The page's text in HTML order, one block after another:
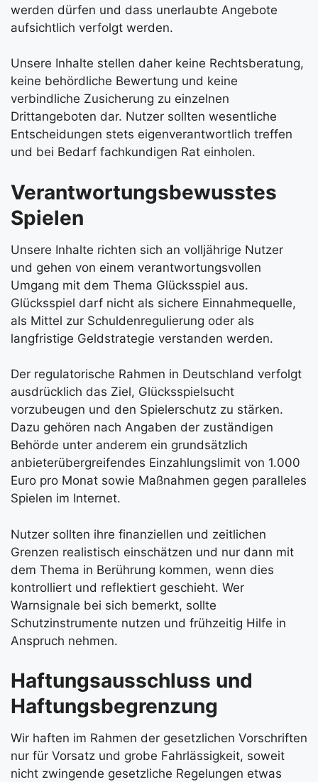
werden dürfen und dass unerlaubte Angebote
aufsichtlich verfolgt werden.
Unsere Inhalte stellen daher keine Rechtsberatung,
keine behördliche Bewertung und keine
verbindliche Zusicherung zu einzelnen
Drittangeboten dar. Nutzer sollten wesentliche
Entscheidungen stets eigenverantwortlich treffen
und bei Bedarf fachkundigen Rat einholen.
Verantwortungsbewusstes
Spielen
Unsere Inhalte richten sich an volljährige Nutzer
und gehen von einem verantwortungsvollen
Umgang mit dem Thema Glücksspiel aus.
Glücksspiel darf nicht als sichere Einnahmequelle,
als Mittel zur Schuldenregulierung oder als
langfristige Geldstrategie verstanden werden.
Der regulatorische Rahmen in Deutschland verfolgt
ausdrücklich das Ziel, Glücksspielsucht
vorzubeugen und den Spielerschutz zu stärken.
Dazu gehören nach Angaben der zuständigen
Behörde unter anderem ein grundsätzlich
anbieterübergreifendes Einzahlungslimit von 1.000
Euro pro Monat sowie Maßnahmen gegen paralleles
Spielen im Internet.
Nutzer sollten ihre finanziellen und zeitlichen
Grenzen realistisch einschätzen und nur dann mit
dem Thema in Berührung kommen, wenn dies
kontrolliert und reflektiert geschieht. Wer
Warnsignale bei sich bemerkt, sollte
Schutzinstrumente nutzen und frühzeitig Hilfe in
Anspruch nehmen.
Haftungsausschluss und
Haftungsbegrenzung
Wir haften im Rahmen der gesetzlichen Vorschriften
nur für Vorsatz und grobe Fahrlässigkeit, soweit
nicht zwingende gesetzliche Regelungen etwas